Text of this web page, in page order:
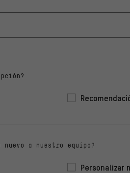
nuevo a nuestro equipo?
Personalizar